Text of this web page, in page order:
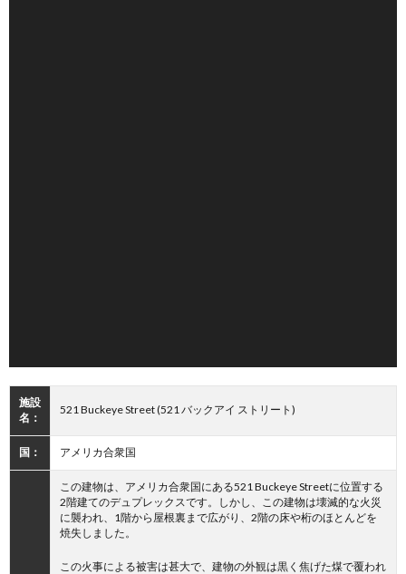
施設
名：
521 Buckeye Street (521 バックアイ ストリート)
国： アメリカ合衆国
この建物は、アメリカ合衆国にある521 Buckeye Streetに位置する
2階建てのデュプレックスです。しかし、この建物は壊滅的な火災
に襲われ、1階から屋根裏まで広がり、2階の床や桁のほとんどを
焼失しました。
この火事による被害は甚大で、建物の外観は黒く焦げた煤で覆われ